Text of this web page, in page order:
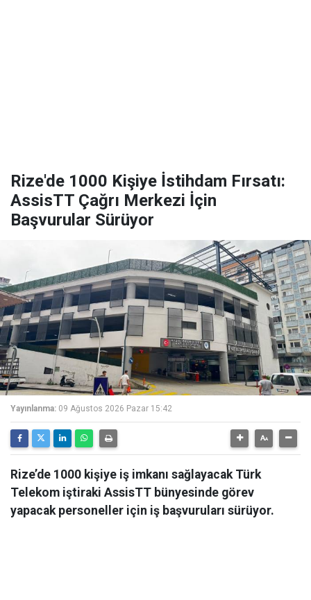
Rize'de 1000 Kişiye İstihdam Fırsatı:
AssisTT Çağrı Merkezi İçin
Başvurular Sürüyor
Yayınlanma: 09 Ağustos 2026 Pazar 15:42
Rize’de 1000 kişiye iş imkanı sağlayacak Türk
Telekom iştiraki AssisTT bünyesinde görev
yapacak personeller için iş başvuruları sürüyor.